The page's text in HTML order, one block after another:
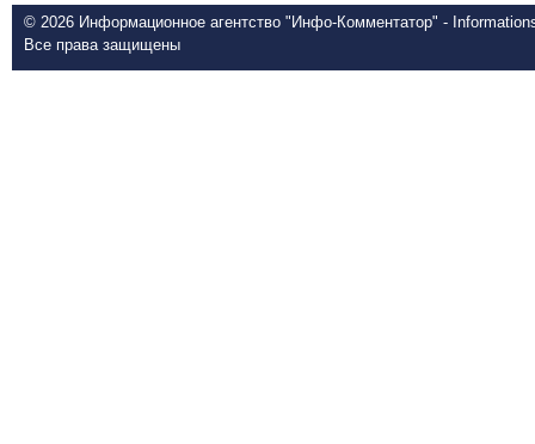
© 2026 Информационное агентство "Инфо-Комментатор" -
Все права защищены